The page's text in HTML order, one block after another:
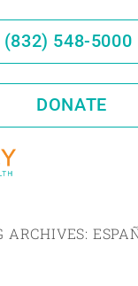
(832) 548-5000
DONATE
ARCHIVES: